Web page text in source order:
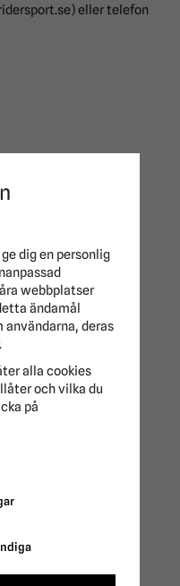
eller telefon
ÄVEN
dig en personlig
webbplatser
ändamål
deras
alla cookies
och vilka du
på